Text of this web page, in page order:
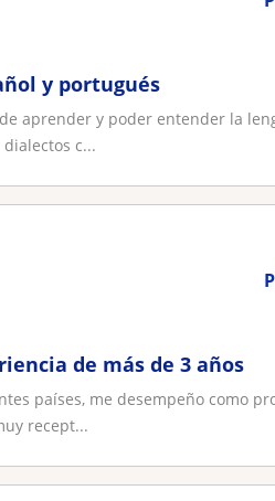
y portugués
aprender y poder entender la
c...
de más de 3 años
países, me desempeño como
recept...